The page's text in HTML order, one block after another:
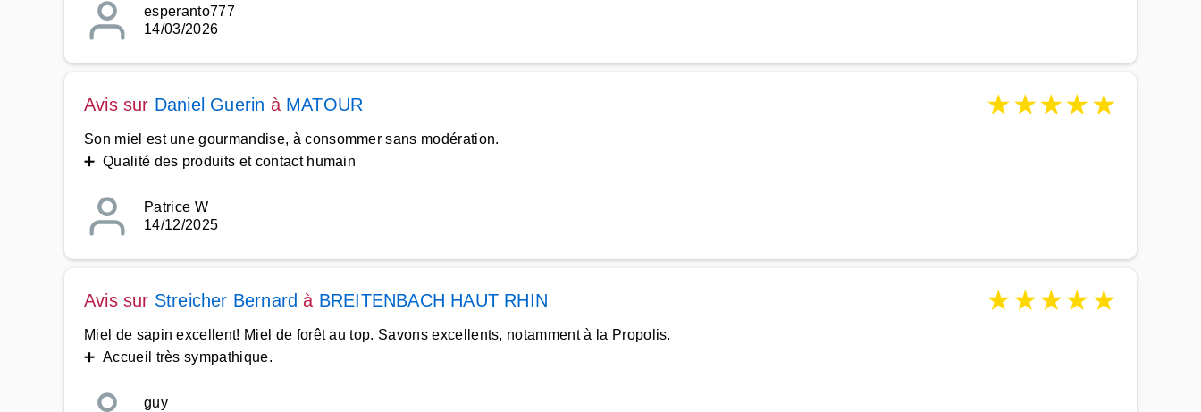
esperanto777
14/03/2026
Avis sur Daniel Guerin à MATOUR ★★★★★
Son miel est une gourmandise, à consommer sans modération.
➕ Qualité des produits et contact humain
Patrice W
14/12/2025
Avis sur Streicher Bernard à BREITENBACH HAUT RHIN ★★★★★
Miel de sapin excellent! Miel de forêt au top. Savons excellents, notamment à la Propolis.
➕ Accueil très sympathique.
guy